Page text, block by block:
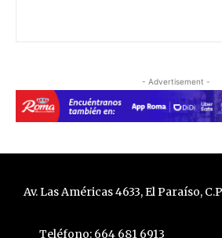
- Advertisement -
Av. Las Américas 4633, El Paraíso,
Teléfono: 664 681 6913